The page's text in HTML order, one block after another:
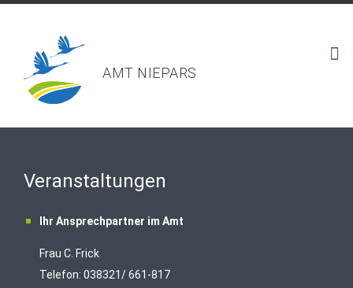
AMT NIEPARS
Veranstaltungen
Ihr Ansprechpartner im Amt
Frau C. Frick
Telefon: 038321/ 661-817